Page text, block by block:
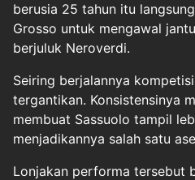
berusia 25 tahun itu
Grosso untuk mengawal
berjuluk Neroverdi.
Seiring berjalannya
tergantikan. Konsistensinya
membuat Sassuolo tampil
menjadikannya salah satu
Lonjakan performa tersebut